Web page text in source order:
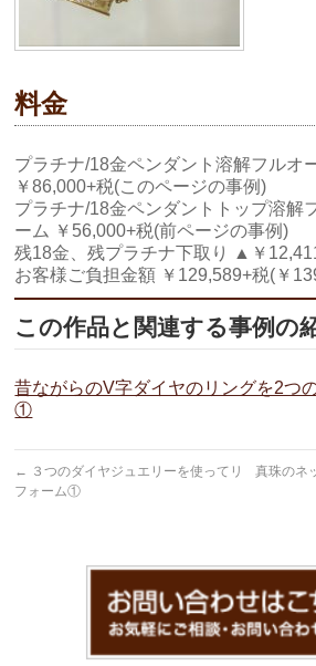
料金
プラチナ/18金ペンダント溶解フルオ
￥86,000+税(このページの事例)
プラチナ/18金ペンダントトップ溶解
ーム ￥56,000+税(前ページの事例)
残18金、残プラチナ下取り ▲￥
お客様ご負担金額 ￥129,589+税(￥
この作品と関連する事例の
昔ながらのV字ダイヤのリングを2つ
①
← ３つのダイヤジュエリーを使ってリ
フォーム①
真珠のネ